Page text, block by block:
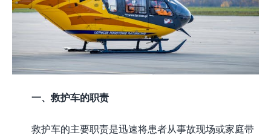
一、救护车的职责
救护车的主要职责是迅速将患者从事故现场或家庭带